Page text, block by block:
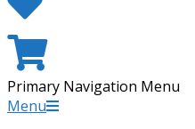
Primary Navigation Menu
Menu